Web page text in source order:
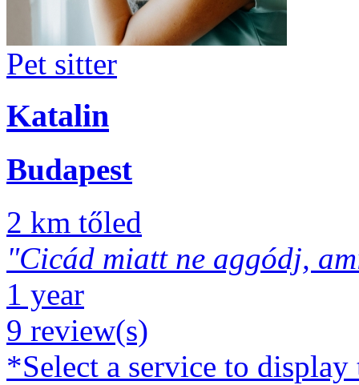
Pet sitter
Katalin
Budapest
2 km tőled
"Cicád miatt ne aggódj,
1 year
9 review(s)
*Select a service to